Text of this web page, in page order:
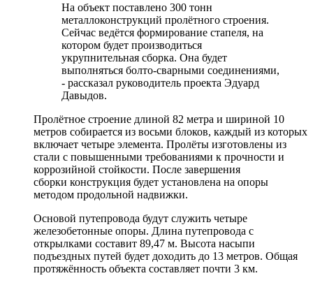
На объект поставлено 300 тонн
металлоконструкций пролётного строения.
Сейчас ведётся формирование стапеля, на
котором будет производиться
укрупнительная сборка. Она будет
выполняться болто-сварными соединениями,
- рассказал руководитель проекта Эдуард
Давыдов.
Пролётное строение длиной 82 метра и шириной 10
метров собирается из восьми блоков, каждый из которых
включает четыре элемента. Пролёты изготовлены из
стали с повышенными требованиями к прочности и
коррозийной стойкости. После завершения
сборки конструкция будет установлена на опоры
методом продольной надвижки.
Основой путепровода будут служить четыре
железобетонные опоры. Длина путепровода с
открылками составит 89,47 м. Высота насыпи
подъездных путей будет доходить до 13 метров. Общая
протяжённость объекта составляет почти 3 км.